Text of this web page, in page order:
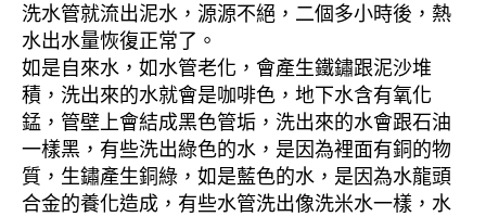
洗水管就流出泥水，源源不絕，二個多小時後，熱
水出水量恢復正常了。
如是自來水，如水管老化，會產生鐵鏽跟泥沙堆
積，洗出來的水就會是咖啡色，地下水含有氧化
錳，管壁上會結成黑色管垢，洗出來的水會跟石油
一樣黑，有些洗出綠色的水，是因為裡面有銅的物
質，生鏽產生銅綠，如是藍色的水，是因為水龍頭
合金的養化造成，有些水管洗出像洗米水一樣，水